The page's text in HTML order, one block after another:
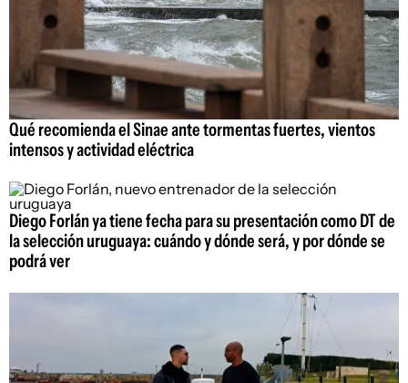
Qué recomienda el Sinae ante tormentas fuertes, vientos
intensos y actividad eléctrica
Diego Forlán ya tiene fecha para su presentación como DT de
la selección uruguaya: cuándo y dónde será, y por dónde se
podrá ver